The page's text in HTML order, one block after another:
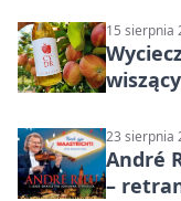
15 sierpnia
23 sierpnia
André
–